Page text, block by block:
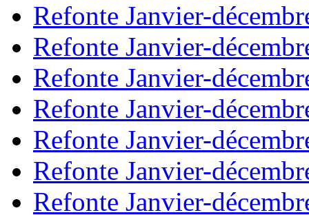
Refonte Janvier-
Refonte Janvier-
Refonte Janvier-
Refonte Janvier-
Refonte Janvier-
Refonte Janvier-
Refonte Janvier-